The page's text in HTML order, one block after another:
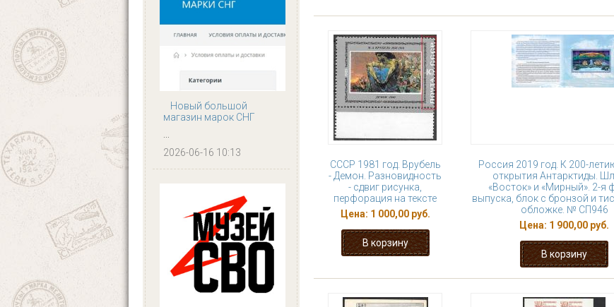
Новый большой
магазин марок СНГ
...
2026-06-16 10:13
СССР 1981 год. Врубель
- Демон. Разновидность
- сдвиг рисунка,
перфорация на тексте
Цена: 1 000,00 руб.
Россия 2019 год. К 200-
открытия Антарктиды.
«Восток» и «Мирный». 2-я
выпуска, блок с бронзой и
обложке. № СП946
Цена: 1 900,00 руб.